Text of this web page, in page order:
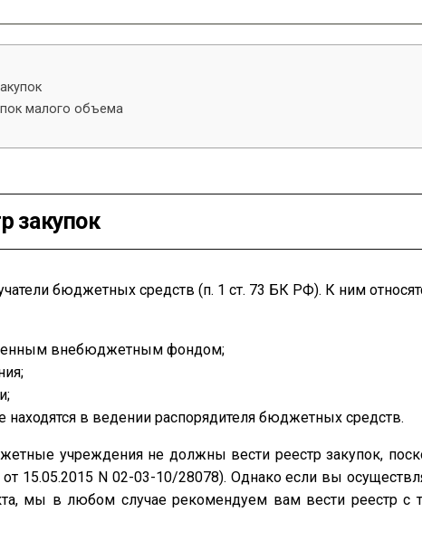
малого объема
закупок
бюджетных средств (п. 1 ст. 73 БК РФ). К ним
внебюджетным фондом;
в ведении распорядителя бюджетных средств.
учреждения не должны вести реестр закупок,
15.05.2015 N 02-03-10/28078). Однако если вы
мы в любом случае рекомендуем вам вести реестр с